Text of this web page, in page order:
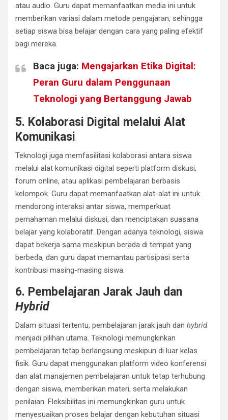
atau audio. Guru dapat memanfaatkan media ini untuk
memberikan variasi dalam metode pengajaran, sehingga
setiap siswa bisa belajar dengan cara yang paling efektif
bagi mereka.
Baca juga: Mengajarkan Etika Digital:
Peran Guru dalam Penggunaan
Teknologi yang Bertanggung Jawab
5. Kolaborasi Digital melalui Alat
Komunikasi
Teknologi juga memfasilitasi kolaborasi antara siswa
melalui alat komunikasi digital seperti platform diskusi,
forum online, atau aplikasi pembelajaran berbasis
kelompok. Guru dapat memanfaatkan alat-alat ini untuk
mendorong interaksi antar siswa, memperkuat
pemahaman melalui diskusi, dan menciptakan suasana
belajar yang kolaboratif. Dengan adanya teknologi, siswa
dapat bekerja sama meskipun berada di tempat yang
berbeda, dan guru dapat memantau partisipasi serta
kontribusi masing-masing siswa.
6. Pembelajaran Jarak Jauh dan
Hybrid
Dalam situasi tertentu, pembelajaran jarak jauh dan hybrid
menjadi pilihan utama. Teknologi memungkinkan
pembelajaran tetap berlangsung meskipun di luar kelas
fisik. Guru dapat menggunakan platform video konferensi
dan alat manajemen pembelajaran untuk tetap terhubung
dengan siswa, memberikan materi, serta melakukan
penilaian. Fleksibilitas ini memungkinkan guru untuk
menyesuaikan proses belajar dengan kebutuhan situasi